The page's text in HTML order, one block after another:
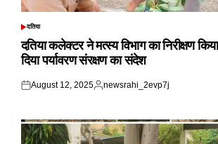
POSTED
दतिया
दतिया कलेक्टर ने मत्स्य विभाग का निरीक्षण
दिया पर्यावरण संरक्षण का संदेश
Posted
August 12, 2025
Posted
newsrahi_2evp7j